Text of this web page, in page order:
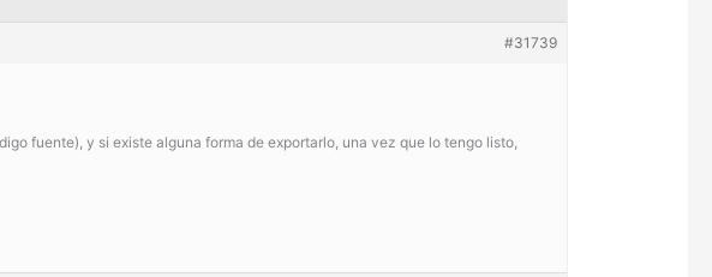
#31739
fuente), y si existe alguna forma de exportarlo, una vez que lo tengo listo,